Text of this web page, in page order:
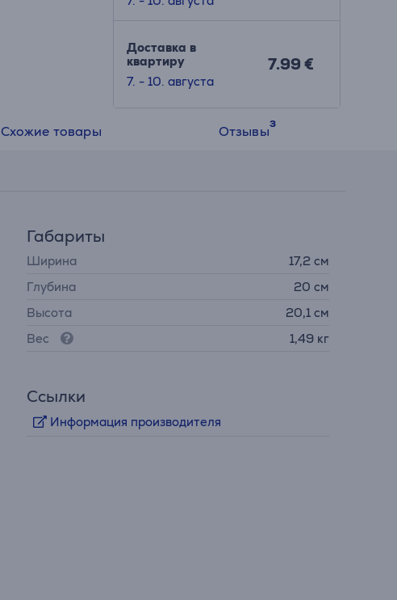
Доставка в
квартиру
7. - 10. августа
7.99 €
Схожие товары Отзывы
Габариты
Ширина
17,2 см
Глубина
20 см
Высота
20,1 см
Вес
1,49 кг
Ссылки
Информация производителя